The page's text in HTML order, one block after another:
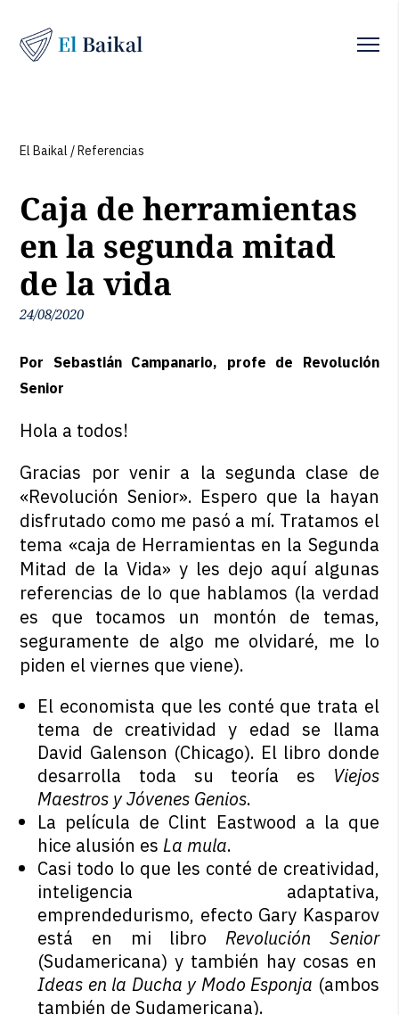
El Baikal /Referencias
Caja de herramientas
en la segunda mitad
de la vida
24/08/2020
Por Sebastián Campanario, profe de Revolución
Senior
Hola a todos!
Gracias por venir a la segunda clase de
«Revolución Senior». Espero que la hayan
disfrutado como me pasó a mí. Tratamos el
tema «caja de Herramientas en la Segunda
Mitad de la Vida» y les dejo aquí algunas
referencias de lo que hablamos (la verdad
es que tocamos un montón de temas,
seguramente de algo me olvidaré, me lo
piden el viernes que viene).
El economista que les conté que trata el
tema de creatividad y edad se llama
David Galenson (Chicago). El libro donde
desarrolla toda su teoría es Viejos
Maestros y Jóvenes Genios.
La película de Clint Eastwood a la que
hice alusión esLa mula.
Casi todo lo que les conté de creatividad,
inteligencia adaptativa,
emprendedurismo, efecto Gary Kasparov
está en mi libro Revolución Senior
(Sudamericana) y también hay cosas en
Ideas en la Ducha y Modo Esponja (ambos
también de Sudamericana).